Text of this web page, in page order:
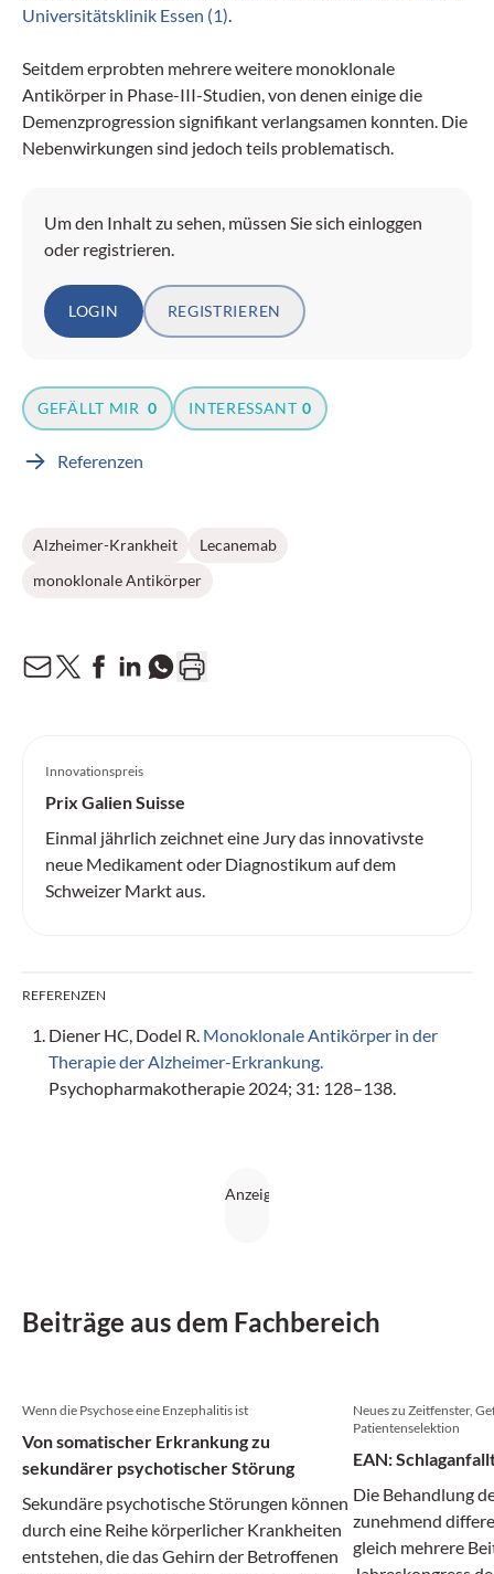
Universitätsklinik Essen (1)
Seitdem erprobten mehrere weitere monoklonale
Antikörper in Phase-III-Studien, von denen einige die
Demenzprogression signifikant verlangsamen konnten. Die
Nebenwirkungen sind jedoch teils problematisch.
Um den Inhalt zu sehen, müssen Sie sich einloggen
oder registrieren.
LOGIN REGISTRIEREN
GEFÄLLT MIR 0 INTERESSANT 0
Referenzen
Alzheimer-Krankheit
Lecanemab
monoklonale Antikörper
Innovationspreis
Prix Galien Suisse
Einmal jährlich zeichnet eine Jury das innovativste
neue Medikament oder Diagnostikum auf dem
Schweizer Markt aus.
REFERENZEN
Diener HC, Dodel R. Monoklonale Antikörper in der
Therapie der Alzheimer-Erkrankung.
Psychopharmakotherapie 2024; 31: 128–138.
Beiträge aus dem Fachbereich
Wenn die Psychose eine Enzephalitis ist
Von somatischer Erkrankung zu
sekundärer psychotischer Störung
Sekundäre psychotische Störungen können
durch eine Reihe körperlicher Krankheiten
entstehen, die das Gehirn der Betroffenen
Neues zu Zeitfenster,
Patientenselektion
EAN:
Die Behandlung
zunehmend
gleich mehrere